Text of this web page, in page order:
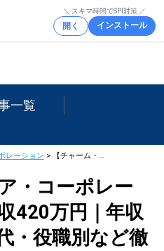
＼ スキマ時間でSPI対策 ／
開く インストール
一覧
レーション > 【チャーム・ケア・コーポレーション】平均年収420万円｜年収推移・業界・年代・役職別など徹底解説！
・コーポレー
420万円｜年収
・役職別など徹